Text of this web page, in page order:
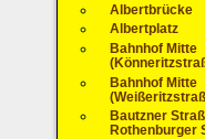
Albertbrücke
Albertplatz
Bahnhof Mitte
Bahnhof Mitte
Bautzner
Rothenburger